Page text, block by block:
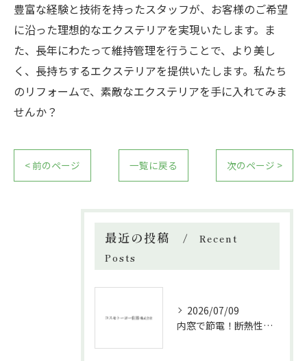
豊富な経験と技術を持ったスタッフが、お客様のご希望
に沿った理想的なエクステリアを実現いたします。ま
た、長年にわたって維持管理を行うことで、より美し
く、長持ちするエクステリアを提供いたします。私たち
のリフォームで、素敵なエクステリアを手に入れてみま
せんか？
< 前のページ 一覧に戻る 次のページ >
最近の投稿
Recent
Posts
2026/07/09
内窓で節電！断熱性能と補助金活用法